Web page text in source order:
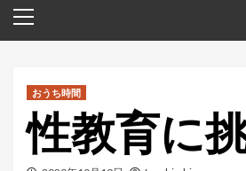
イ
ン
ー
おうち時間
性教育に